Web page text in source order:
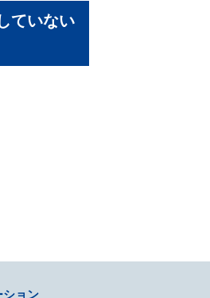
ていない
ション